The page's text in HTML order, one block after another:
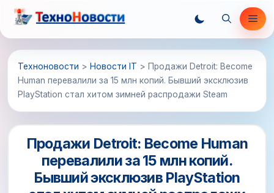
Перейти
содержимому
Техноновости > Новости IT > Продажи Detroit: Become
Human перевалили за 15 млн копий. Бывший эксклюзив
PlayStation стал хитом зимней распродажи Steam
Продажи Detroit: Become Human
перевалили за 15 млн копий.
Бывший эксклюзив PlayStation